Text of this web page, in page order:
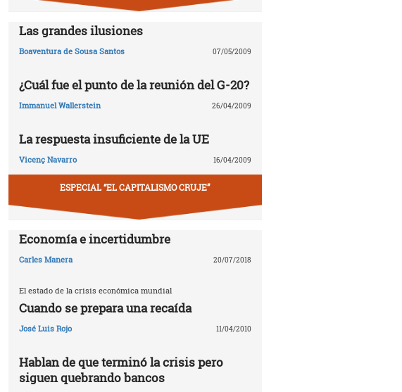
Las grandes ilusiones
Boaventura de Sousa Santos 07/05/2009
¿Cuál fue el punto de la reunión del G-20?
Immanuel Wallerstein 26/04/2009
La respuesta insuficiente de la UE
Vicenç Navarro 16/04/2009
ESPECIAL “EL CAPITALISMO CRUJE”
Economía e incertidumbre
Carles Manera 20/07/2018
El estado de la crisis económica mundial
Cuando se prepara una recaída
José Luis Rojo 11/04/2010
Hablan de que terminó la crisis pero
siguen quebrando bancos